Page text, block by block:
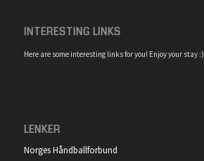
INTERESTING LINKS
Here are some interesting links for you! Enjoy your stay :)
LENKER
Norges Håndballforbund